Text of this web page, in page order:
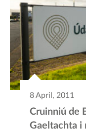
8 April, 2011
Cruinniú de
Gaeltachta i